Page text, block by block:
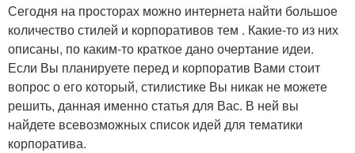
Сегодня на просторах можно интернета найти большое
количество стилей и корпоративов тем . Какие-то из них
описаны, по каким-то краткое дано очертание идеи.
Если Вы планируете перед и корпоратив Вами стоит
вопрос о его который, стилистике Вы никак не можете
решить, данная именно статья для Вас. В ней вы
найдете всевозможных список идей для тематики
корпоратива.